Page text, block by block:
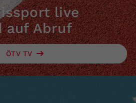
live
auf Abruf
ÖTV TV